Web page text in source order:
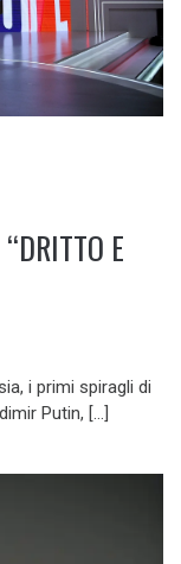
E
i primi spiragli di
Putin, […]